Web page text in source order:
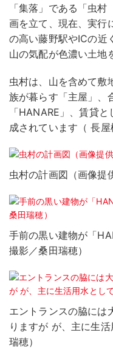
「集落」である「虫
画を立て、現在、実行
の高い藤野駅やICの近
山の気配が色濃い土地
虫村は、山を含めて敷
族が暮らす「主屋」、
「HANARE」、賃貸
成されています（ 長屋
虫村の計画図（画像提
手前の黒い建物が「
撮影／桑田瑞穂）
エントランスの脇には
りますが が、主に生
瑞穂）